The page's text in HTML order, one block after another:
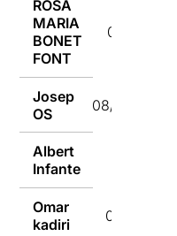
ROSA
MARIA
BONET
FONT
08/09/2018
Josep
OS
08/09/2018
Albert
Infante
Omar
kadiri
08/09/2018